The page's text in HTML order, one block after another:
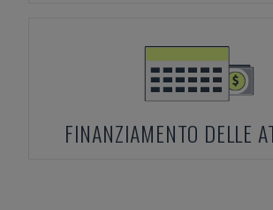
FINANZIAMENTO DELLE